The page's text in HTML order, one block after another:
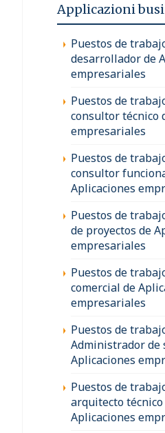
Applicazioni
Puestos de
desarrollador de
empresariales
Puestos de
consultor técnico
empresariales
Puestos de
consultor
Aplicaciones
Puestos de
de proyectos de
empresariales
Puestos de
comercial de
empresariales
Puestos de
Administrador de
Aplicaciones
Puestos de
arquitecto técnico
Aplicaciones